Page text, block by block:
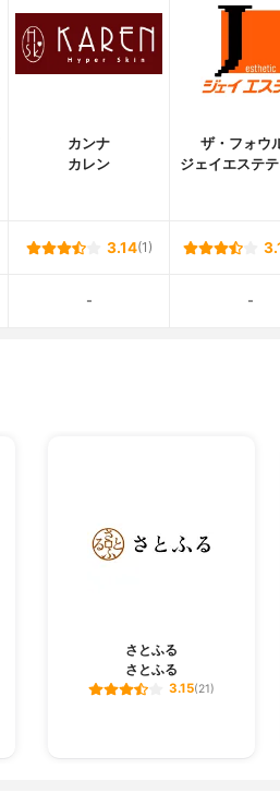
カンナ
カレン
ザ・フォウ
ジェイエステ
3.14(1)
- -
さとふる
さとふる
3.15(21)